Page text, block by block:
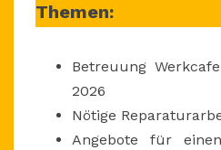
Themen:
Betreuung
2026
Nötige
Angebote für